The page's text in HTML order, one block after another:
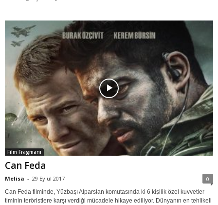
Film Fragmanı
Can Feda
Melisa - 29 Eylül 2017 0
Can Feda filminde, Yüzbaşı Alparslan komutasında ki 6 kişilik özel kuvvetler
timinin teröristlere karşı verdiği mücadele hikaye ediliyor. Dünyanın en tehlikeli